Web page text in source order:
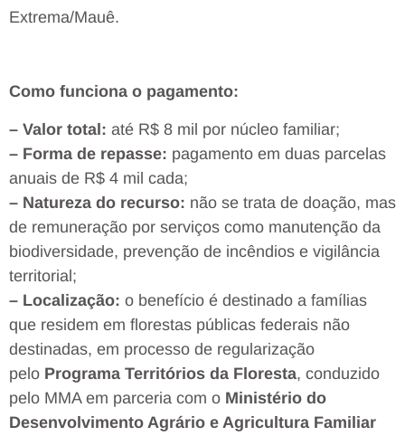
Extrema/Mauê.
Como funciona o pagamento:
– Valor total: até R$ 8 mil por núcleo familiar;
– Forma de repasse: pagamento em duas parcelas
anuais de R$ 4 mil cada;
– Natureza do recurso: não se trata de doação, mas
de remuneração por serviços como manutenção da
biodiversidade, prevenção de incêndios e vigilância
territorial;
– Localização: o benefício é destinado a famílias
que residem em florestas públicas federais não
destinadas, em processo de regularização
pelo Programa Territórios da Floresta, conduzido
pelo MMA em parceria com o Ministério do
Desenvolvimento Agrário e Agricultura Familiar